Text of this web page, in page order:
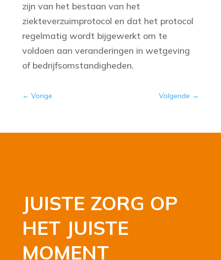
zijn van het bestaan van het
ziekteverzuimprotocol en dat het protocol
regelmatig wordt bijgewerkt om te
voldoen aan veranderingen in wetgeving
of bedrijfsomstandigheden.
← Vorige Volgende →
JUISTE ZORG OP
HET JUISTE
MOMENT